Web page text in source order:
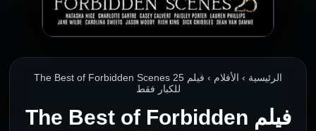
الرئيسية › الأفلام › فيلم The Best of Forbidden Scenes 25
للكبار فقط
فيلم The Best of Forbidden